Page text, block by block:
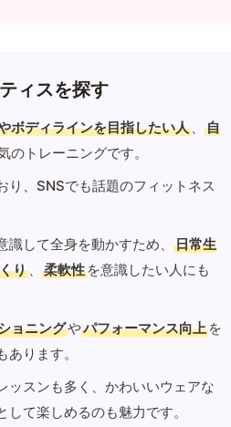
ィスを探す
ボディラインを目指したい人 、
自
のトレーニングです。
り、SNSでも話題のフィットネス
して全身を動かすため、
日常生
り 、 柔軟性 を意識したい人にも
ョニングやパフォーマンス向上 を
ります。
ッスンも多く、かわいいウェアな
て楽しめるのも魅力です。